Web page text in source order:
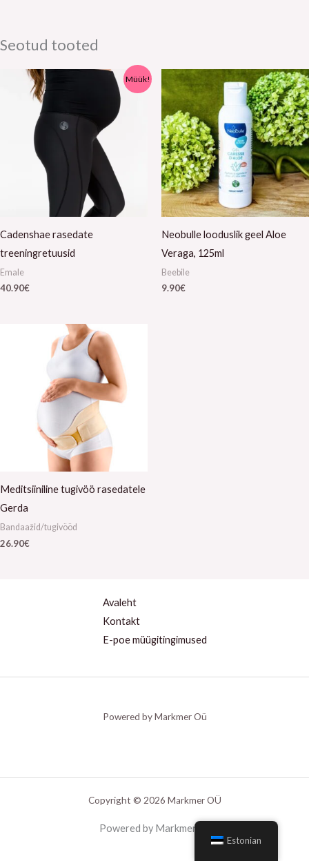
Seotud tooted
Müük!
Cadenshae rasedate
treeningretuusid
Emale
40.90€
Neobulle looduslik geel Aloe
Veraga, 125ml
Beebile
9.90€
Meditsiiniline tugivöö rasedatele
Gerda
Bandaažid/tugivööd
26.90€
Avaleht
Kontakt
E-poe müügitingimused
Powered by Markmer Oü
Copyright © 2026 Markmer OÜ
Powered by Markmer oü
Estonian